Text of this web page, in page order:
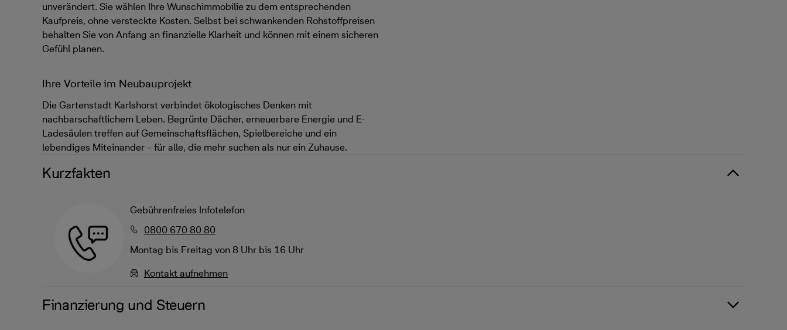
unverändert. Sie wählen Ihre Wunschimmobilie zu dem entsprechenden
Kaufpreis, ohne versteckte Kosten. Selbst bei schwankenden Rohstoffpreisen
behalten Sie von Anfang an finanzielle Klarheit und können mit einem sicheren
Gefühl planen.
Ihre Vorteile im Neubauprojekt
Die Gartenstadt Karlshorst verbindet ökologisches Denken mit
nachbarschaftlichem Leben. Begrünte Dächer, erneuerbare Energie und E-
Ladesäulen treffen auf Gemeinschaftsflächen, Spielbereiche und ein
lebendiges Miteinander – für alle, die mehr suchen als nur ein Zuhause.
Kurzfakten
Gebührenfreies Infotelefon
0800 670 80 80
Montag bis Freitag von 8 Uhr bis 16 Uhr
Kontakt aufnehmen
Finanzierung und Steuern